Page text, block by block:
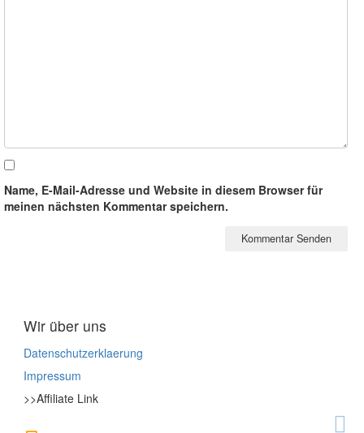
Name, E-Mail-Adresse und Website in diesem Browser für
meinen nächsten Kommentar speichern.
Wir über uns
Datenschutzerklaerung
Impressum
>>Affiliate Link